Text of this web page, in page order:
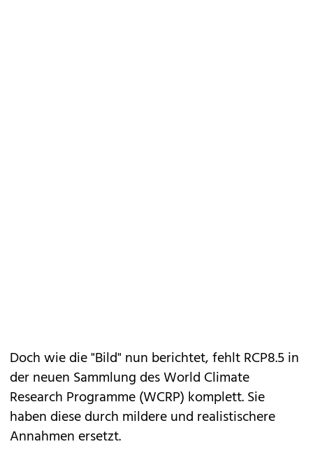
Doch wie die "Bild" nun berichtet, fehlt RCP8.5 in
der neuen Sammlung des World Climate
Research Programme (WCRP) komplett. Sie
haben diese durch mildere und realistischere
Annahmen ersetzt.